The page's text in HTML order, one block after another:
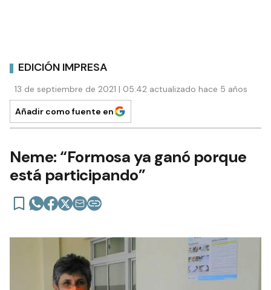
EDICIÓN IMPRESA
13 de septiembre de 2021 | 05:42 actualizado hace 5 años
Añadir como fuente en
Neme: “Formosa ya ganó porque
está participando”